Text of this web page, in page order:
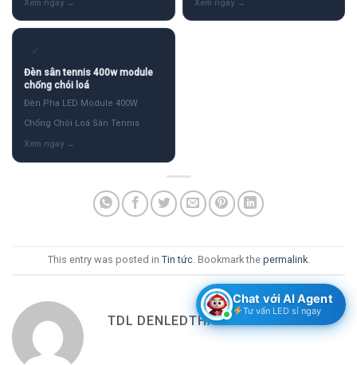
✓
Đèn sân tennis 400w module
chống chói loá
Đèn Pha LED Module 400W
Chống Chói Loá Sân Tennis
This entry was posted in Tin tức. Bookmark the permalink.
TDL DENLEDTHANHDAT
Chat với AI Agent
Tư vấn LED sỉ ngay